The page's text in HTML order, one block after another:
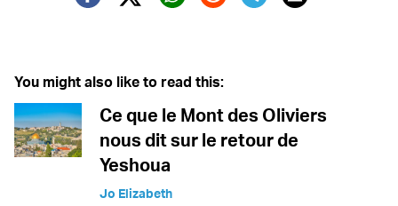
Twitter (X)
You might also like to read this:
Ce que le Mont des Oliviers
nous dit sur le retour de
Yeshoua
Jo Elizabeth